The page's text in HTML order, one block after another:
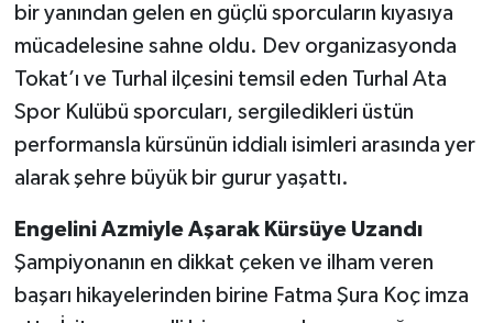
bir yanından gelen en güçlü sporcuların kıyasıya
mücadelesine sahne oldu. Dev organizasyonda
Tokat’ı ve Turhal ilçesini temsil eden Turhal Ata
Spor Kulübü sporcuları, sergiledikleri üstün
performansla kürsünün iddialı isimleri arasında yer
alarak şehre büyük bir gurur yaşattı.
Engelini Azmiyle Aşarak Kürsüye Uzandı
Şampiyonanın en dikkat çeken ve ilham veren
başarı hikayelerinden birine Fatma Şura Koç imza